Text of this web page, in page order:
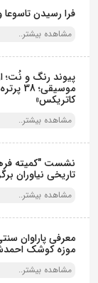
فرا رسیدن
مشاهده بیشتر..
پیوند رنگ و نُت؛
کاتریکس»
مشاهده بیشتر..
نشست "کمیته
تاریخی نیاوران
مشاهده بیشتر..
معرفی پاراوان
موزه کوشک
مشاهده بیشتر..